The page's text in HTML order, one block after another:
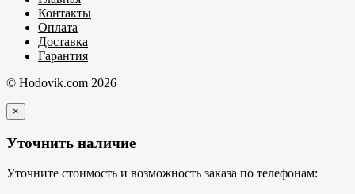
Контакты
Оплата
Доставка
Гарантия
© Hodovik.com 2026
×
Уточнить наличие
Уточните стоимость и возможность заказа по телефонам: